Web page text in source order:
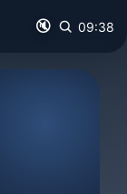
🔇 09:38